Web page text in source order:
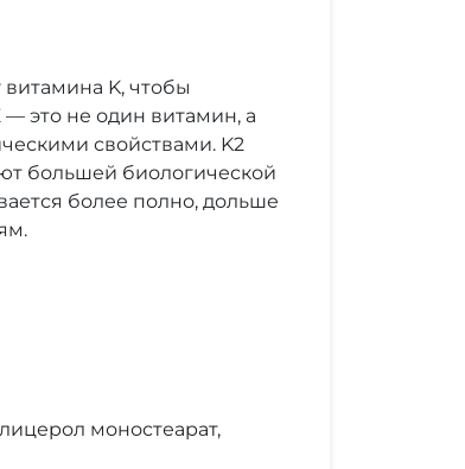
K, чтобы
это не один витамин, а
свойствами. K2
большей биологической
более полно, дольше
моностеарат,